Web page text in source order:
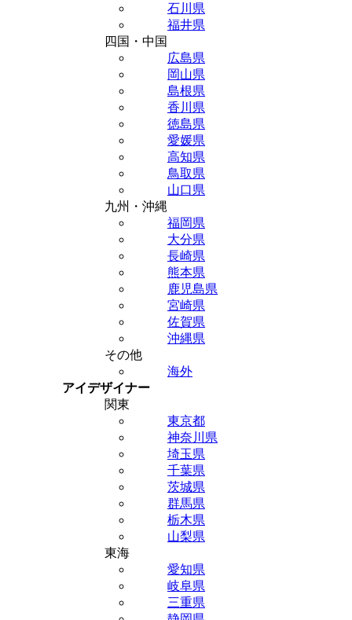
石川県
福井県
四国・中国
広島県
岡山県
島根県
香川県
徳島県
愛媛県
高知県
鳥取県
山口県
九州・沖縄
福岡県
大分県
長崎県
熊本県
鹿児島県
宮崎県
佐賀県
沖縄県
その他
海外
アイデザイナー
関東
東京都
神奈川県
埼玉県
千葉県
茨城県
群馬県
栃木県
山梨県
東海
愛知県
岐阜県
三重県